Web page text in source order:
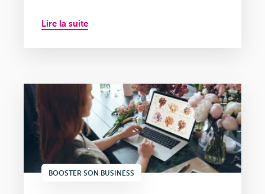
Lire la suite
BOOSTER SON BUSINESS